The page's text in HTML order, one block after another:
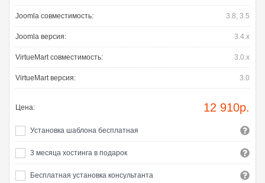
Joomla совместимость: 3.8, 3.5
Joomla версия: 3.4.x
VirtueMart совместимость: 3.0.x
VirtueMart версия: 3.0
Цена: 12 910р.
Установка шаблона бесплатная
3 месяца хостинга в подарок
Бесплатная установка консультанта